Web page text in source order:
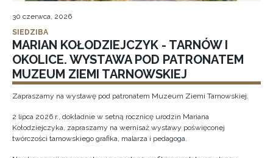
30 czerwca, 2026
SIEDZIBA
MARIAN KOŁODZIEJCZYK - TARNÓW I
OKOLICE. WYSTAWA POD PATRONATEM
MUZEUM ZIEMI TARNOWSKIEJ
Zapraszamy na wystawę pod patronatem Muzeum Ziemi Tarnowskiej.
2 lipca 2026 r., dokładnie w setną rocznicę urodzin Mariana
Kołodziejczyka, zapraszamy na wernisaż wystawy poświęconej
twórczości tarnowskiego grafika, malarza i pedagoga.